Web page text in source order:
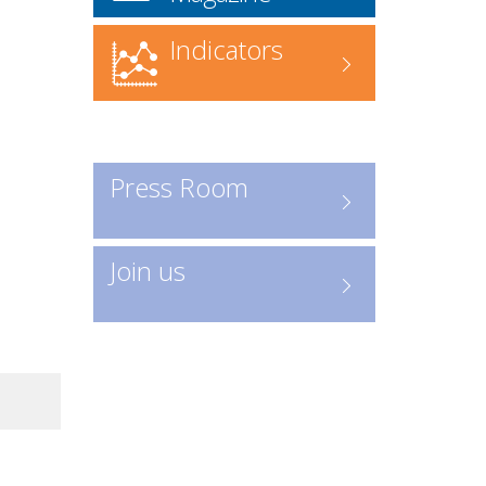
Commander l'annuaire
www.forgefonderie.org/fr/la-
federation/rechercher-une-
entreprise-forge-fonderie/contact
directement à l’annuaire numérique
Consulter les entreprises :
Un outil indispensable pour
découvrir les acteurs clés de la
Indicators
Press Room
Join us